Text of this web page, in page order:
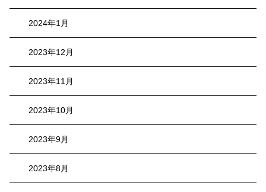
2024年1月
2023年12月
2023年11月
2023年10月
2023年9月
2023年8月